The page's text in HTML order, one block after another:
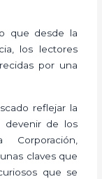
que desde la
los lectores
por una
reflejar la
devenir de los
claves que
que se